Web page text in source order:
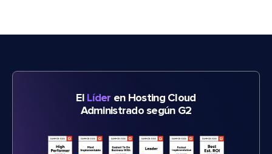
El Líder en Hosting Cloud
Administrado según G2